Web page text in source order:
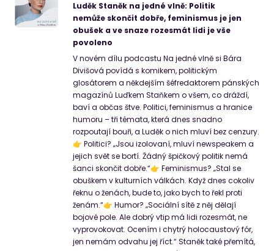
Luděk Staněk na jedné vlně: Politik
nemůže skončit dobře, feminismus je jen
obušek a ve snaze rozesmát lidi je vše
povoleno
V novém dílu podcastu Na jedné vlně si Bára
Divišová povídá s komikem, politickým
glosátorem a někdejším šéfredaktorem pánských
magazínů Luďkem Staňkem o všem, co dráždí,
baví a občas štve. Politici, feminismus a hranice
humoru – tři témata, která dnes snadno
rozpoutají bouři, a Luděk o nich mluví bez cenzury.
👉 Politici? „Jsou izolovaní, mluví newspeakem a
jejich svět se bortí. Žádný špičkový politik nemá
šanci skončit dobře.“👉 Feminismus? „Stal se
obuškem v kulturních válkách. Když dnes cokoliv
řeknu o ženách, bude to, jako bych to řekl proti
ženám.“👉 Humor? „Sociální sítě z něj dělají
bojové pole. Ale dobrý vtip má lidi rozesmát, ne
vyprovokovat. Ocením i chytrý holocaustový fór,
jen nemám odvahu jej říct.“ Staněk také přemítá,